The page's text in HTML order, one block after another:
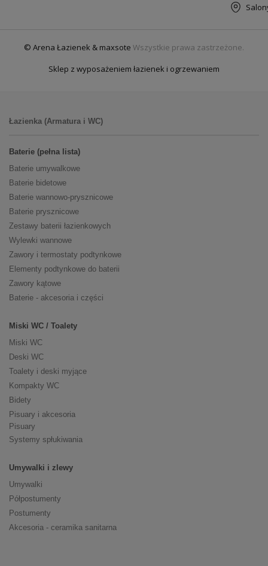
© Arena Łazienek & maxsote Wszystkie prawa zastrzeżone.
Sklep z wyposażeniem łazienek i ogrzewaniem
Łazienka (Armatura i WC)
Baterie (pełna lista)
Baterie umywalkowe
Baterie bidetowe
Baterie wannowo-prysznicowe
Baterie prysznicowe
Zestawy baterii łazienkowych
Wylewki wannowe
Zawory i termostaty podtynkowe
Elementy podtynkowe do baterii
Zawory kątowe
Baterie - akcesoria i części
Miski WC / Toalety
Miski WC
Deski WC
Toalety i deski myjące
Kompakty WC
Bidety
Pisuary i akcesoria
Pisuary
Systemy spłukiwania
Umywalki i zlewy
Umywalki
Półpostumenty
Postumenty
Akcesoria - ceramika sanitarna